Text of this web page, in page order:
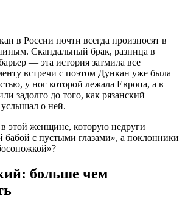
в России почти всегда произносят в
Скандальный брак, разница в
— эта история затмила все
встречи с поэтом Дункан уже была
у ног которой лежала Европа, а в
задолго до того, как рязанский
о ней.
этой женщине, которую недруги
бабой с пустыми глазами», а поклонники
больше чем